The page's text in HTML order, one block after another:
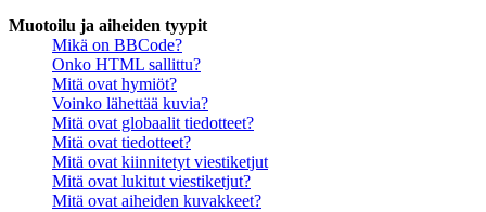
Muotoilu ja aiheiden tyypit
Mikä on BBCode?
Onko HTML sallittu?
Mitä ovat hymiöt?
Voinko lähettää kuvia?
Mitä ovat globaalit tiedotteet?
Mitä ovat tiedotteet?
Mitä ovat kiinnitetyt viestiketjut
Mitä ovat lukitut viestiketjut?
Mitä ovat aiheiden kuvakkeet?